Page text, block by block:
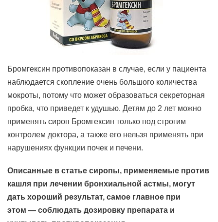
Бромгексин противопоказан в случае, если у пациента
наблюдается скопление очень большого количества
мокроты, потому что может образоваться секреторная
пробка, что приведет к удушью. Детям до 2 лет можно
применять сироп Бромгексин только под строгим
контролем доктора, а также его нельзя применять при
нарушениях функции почек и печени.
Описанные в статье сиропы, применяемые против
кашля при лечении бронхиальной астмы, могут
дать хороший результат, самое главное при
этом — соблюдать дозировку препарата и